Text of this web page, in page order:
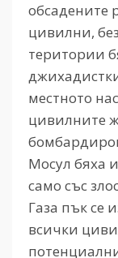
обсадените
цивилни,
територии
местното
цивилните
Мосул бяха
само със
Газа пък се
всички